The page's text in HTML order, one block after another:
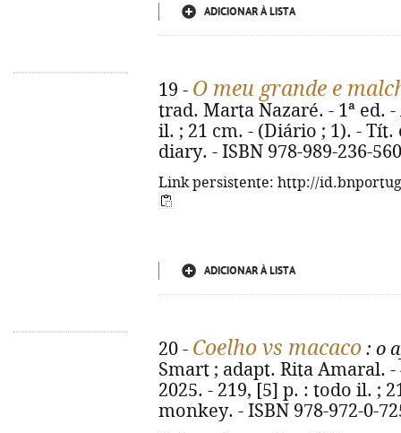
ADICIONAR À LISTA
19 - O meu grande e
trad. Marta Nazaré. - 1ª ed.
il. ; 21 cm. - (Diário ; 1). -
diary. - ISBN 978-989-236-
Link persistente: http://
ADICIONAR À LISTA
20 - Coelho vs macaco : o
Smart ; adapt. Rita Amaral.
2025. - 219, [5] p. : todo il. ;
monkey. - ISBN 978-972-0-